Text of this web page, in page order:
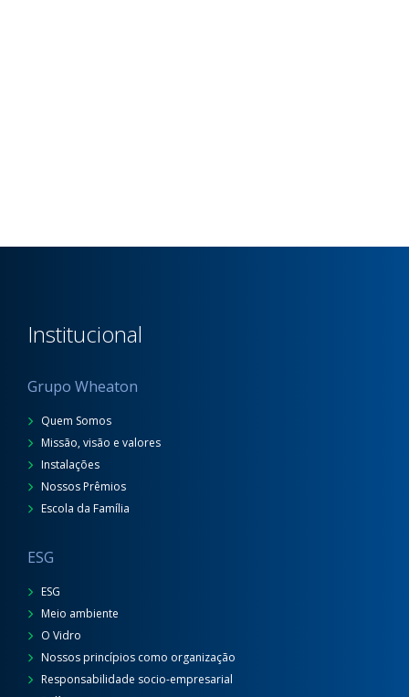
Institucional
Grupo Wheaton
Quem Somos
Missão, visão e valores
Instalações
Nossos Prêmios
Escola da Família
ESG
ESG
Meio ambiente
O Vidro
Nossos princípios como organização
Responsabilidade socio-empresarial